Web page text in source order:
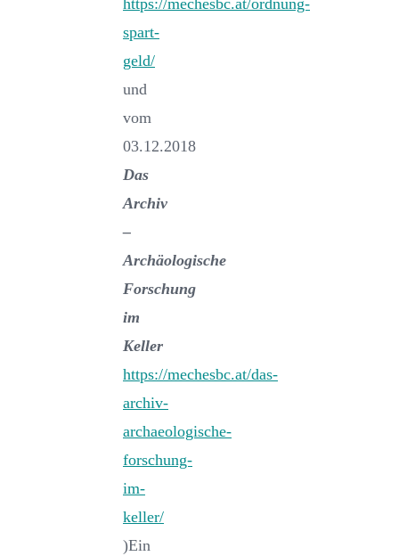
https://mechesbc.at/ordnung-
spart-
geld/
und
vom
03.12.2018
Das
Archiv
–
Archäologische
Forschung
im
Keller
https://mechesbc.at/das-
archiv-
archaeologische-
forschung-
im-
keller/
)Ein